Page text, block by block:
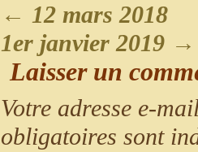
← 12 mars 2018
1er janvier 2019 →
Laisser un
Votre adresse e-
obligatoires sont